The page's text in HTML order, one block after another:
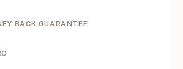
BACK GUARANTEE